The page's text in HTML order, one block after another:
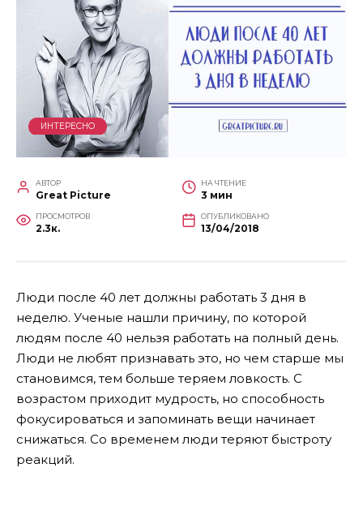
ИНТЕРЕСНО
АВТОР
Great Picture
НА ЧТЕНИЕ
3 мин
ПРОСМОТРОВ
2.3к.
ОПУБЛИКОВАНО
13/04/2018
Люди после 40 лет должны работать 3 дня в
неделю. Ученые нашли причину, по которой
людям после 40 нельзя работать на полный день.
Люди не любят признавать это, но чем старше мы
становимся, тем больше теряем ловкость. С
возрастом приходит мудрость, но способность
фокусироваться и запоминать вещи начинает
снижаться. Со временем люди теряют быстроту
реакций.